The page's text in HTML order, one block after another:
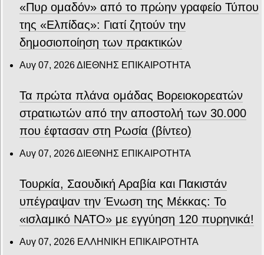
«Πυρ ομαδόν» από το πρώην γραφείο Τύπου
της «Ελπίδας»: Γιατί ζητούν την
δημοσιοποίηση των πρακτικών
Αυγ 07, 2026ΔΙΕΘΝΗΣ ΕΠΙΚΑΙΡΟΤΗΤΑ
Τα πρώτα πλάνα ομάδας Βορειοκορεατών
στρατιωτών από την αποστολή των 30.000
που έφτασαν στη Ρωσία (βίντεο)
Αυγ 07, 2026ΔΙΕΘΝΗΣ ΕΠΙΚΑΙΡΟΤΗΤΑ
Τουρκία, Σαουδική Αραβία και Πακιστάν
υπέγραψαν την Ένωση της Μέκκας: Το
«ισλαμικό ΝΑΤΟ» με εγγύηση 120 πυρηνικά!
Αυγ 07, 2026 ΕΛΛΗΝΙΚΗ ΕΠΙΚΑΙΡΟΤΗΤΑ